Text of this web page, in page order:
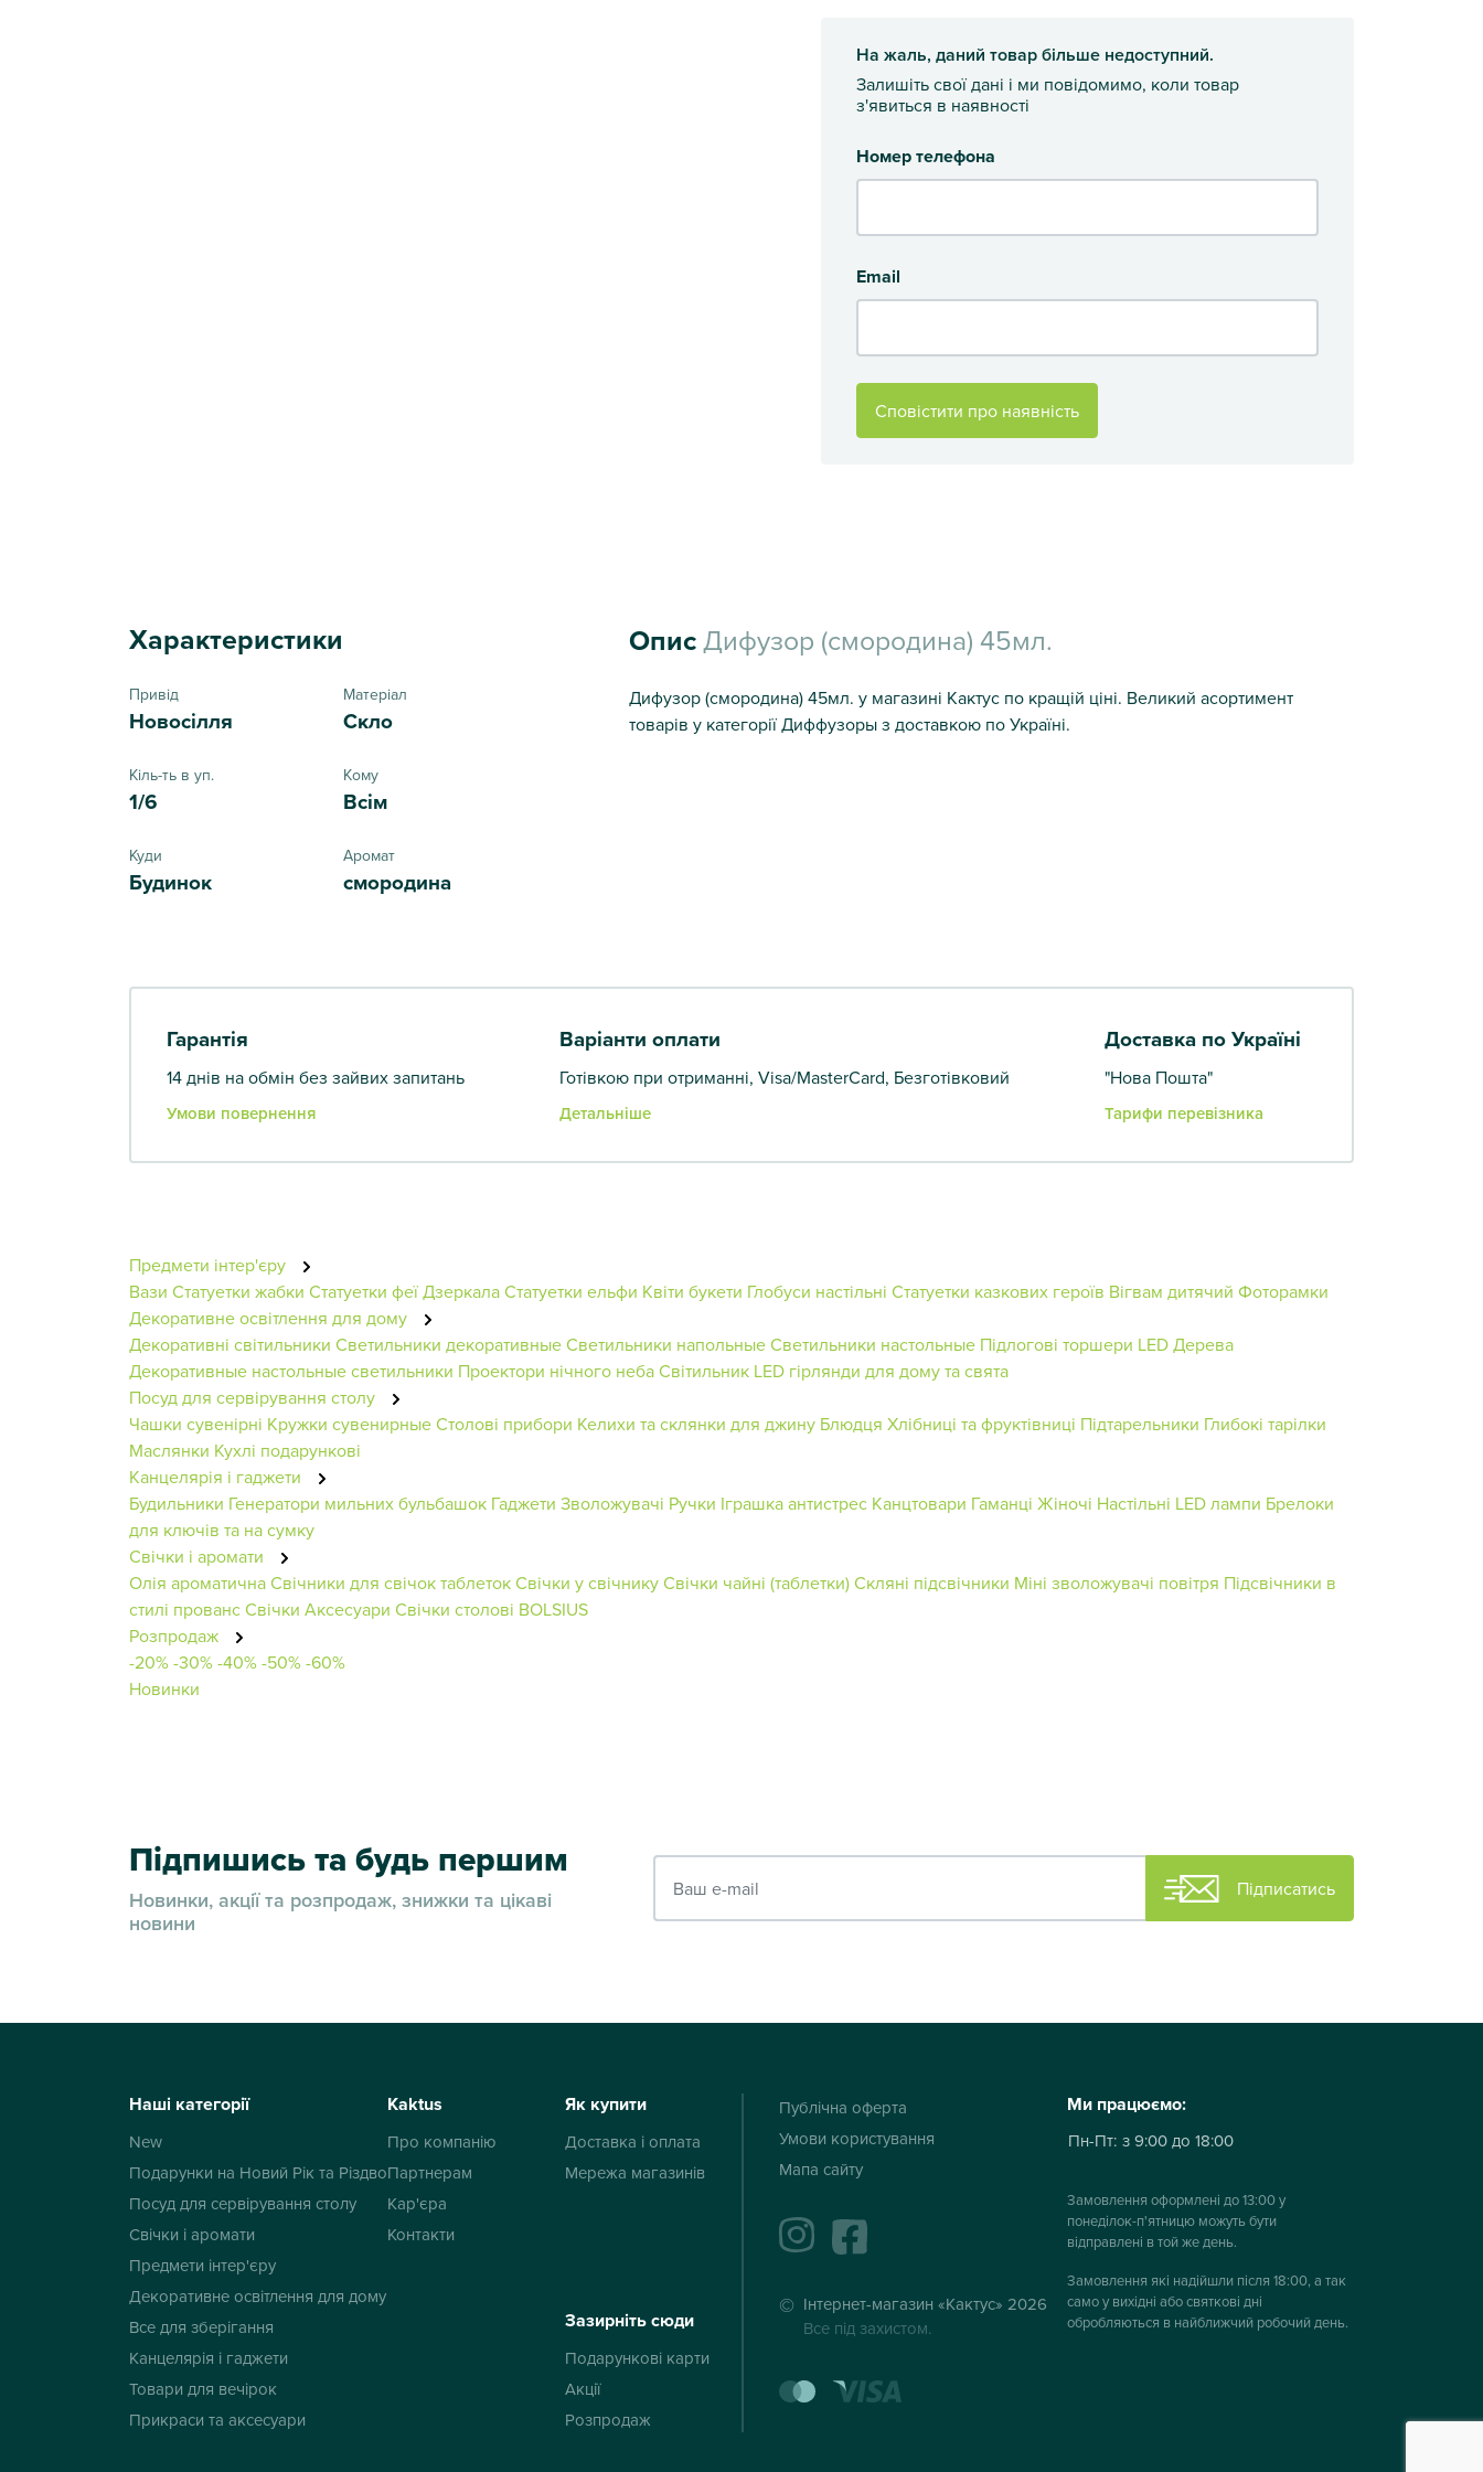
На жаль, даний товар більше недоступний.
Залишіть свої дані і ми повідомимо, коли товар
з'явиться в наявності
Номер телефона
Email
Сповістити про наявність
Характеристики
Привід
Новосілля
Матеріал
Скло
Кіль-ть в уп.
1/6
Кому
Всім
Куди
Будинок
Аромат
смородина
ОписДифузор (смородина) 45мл.
Дифузор (смородина) 45мл. у магазині Кактус по кращій ціні. Великий асортимент
товарів у категорії Диффузоры з доставкою по Україні.
Гарантія
14 днів на обмін без зайвих запитань
Умови повернення
Варіанти оплати
Готівкою при отриманні, Visa/MasterCard, Безготівковий
Детальніше
Доставка по Україні
"Нова Пошта"
Тарифи перевізника
Предмети інтер'єру
Вази Статуетки жабки Статуетки феїДзеркалаСтатуетки ельфи Квіти букети Глобуси настільні Статуетки казкових героїв Вігвам дитячий Фоторамки
Декоративне освітлення для дому
Декоративні світильники Светильники декоративныеСветильники напольныеСветильники настольные Підлогові торшери LED Дерева
Декоративные настольные светильники Проектори нічного небаСвітильник LED гірлянди для дому та свята
Посуд для сервірування столу
Чашки сувенірні Кружки сувенирныеСтолові прибори Келихи та склянки для джину Блюдця Хлібниці та фруктівниці Підтарельники Глибокі тарілки
Маслянки Кухлі подарункові
Канцелярія і гаджети
Будильники Генератори мильних бульбашок Гаджети Зволожувачі Ручки Іграшка антистрес Канцтовари Гаманці Жіночі Настільні LED лампи Брелоки
для ключів та на сумку
Свічки і аромати
Олія ароматичнаСвічники для свічок таблетокСвічки у свічникуСвічки чайні (таблетки)Скляні підсвічники Міні зволожувачі повітря Підсвічники в
стилі провансСвічки Аксесуари Свічки столові BOLSIUS
Розпродаж
-20%-30%-40%-50%-60%
Новинки
Підпишись та будь першим
Новинки, акції та розпродаж, знижки та цікаві
новини
Підписатись
Наші категорії
New
Подарунки на Новий Рік та Різдво
Посуд для сервірування столу
Свічки і аромати
Предмети інтер'єру
Декоративне освітлення для дому
Все для зберігання
Канцелярія і гаджети
Товари для вечірок
Прикраси та аксесуари
Kaktus
Про компанію
Партнерам
Кар'єра
Контакти
Як купити
Доставка і оплата
Мережа магазинів
Зазирніть сюди
Подарункові карти
Акції
Розпродаж
Публічна оферта
Умови користування
Мапа сайту
instagramfacebook
Інтернет-магазин «Кактус» 2026
Все під захистом.
mastercard
Ми працюємо:
Пн-Пт: з 9:00 до 18:00
Замовлення оформлені до 13:00 у
понеділок-п'ятницю можуть бути
відправлені в той же день.
Замовлення які надійшли після 18:00, а так
само у вихідні або святкові дні
обробляються в найближчий робочий день.